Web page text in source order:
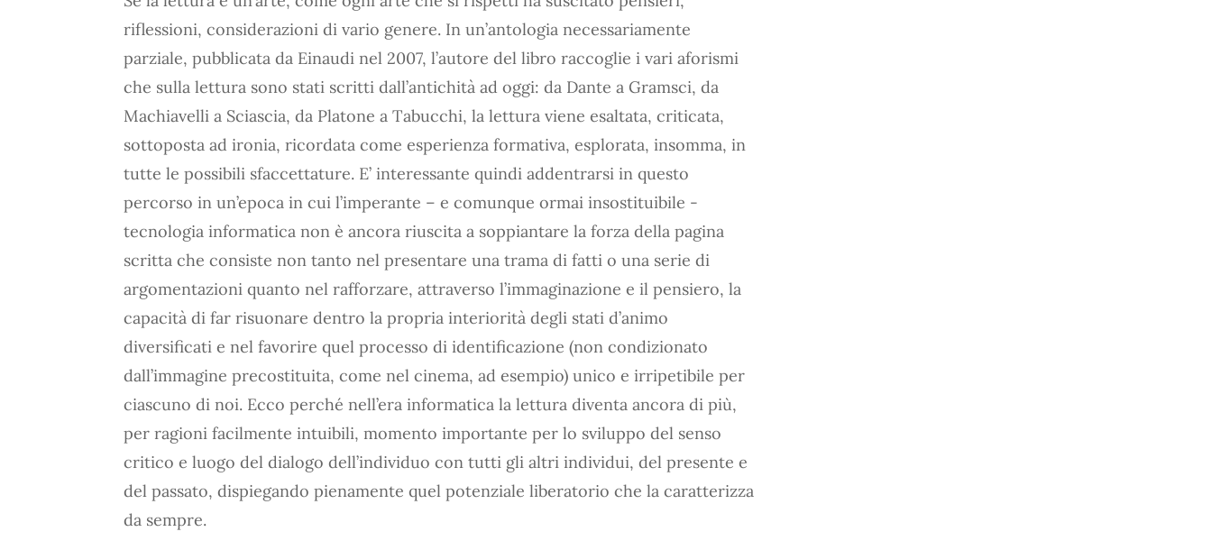
riflessioni, considerazioni di vario genere. In un’antologia necessariamente
parziale, pubblicata da Einaudi nel 2007, l’autore del libro raccoglie i vari aforismi
che sulla lettura sono stati scritti dall’antichità ad oggi: da Dante a Gramsci, da
Machiavelli a Sciascia, da Platone a Tabucchi, la lettura viene esaltata, criticata,
sottoposta ad ironia, ricordata come esperienza formativa, esplorata, insomma, in
tutte le possibili sfaccettature. E’ interessante quindi addentrarsi in questo
percorso in un’epoca in cui l’imperante – e comunque ormai insostituibile -
tecnologia informatica non è ancora riuscita a soppiantare la forza della pagina
scritta che consiste non tanto nel presentare una trama di fatti o una serie di
argomentazioni quanto nel rafforzare, attraverso l’immaginazione e il pensiero, la
capacità di far risuonare dentro la propria interiorità degli stati d’animo
diversificati e nel favorire quel processo di identificazione (non condizionato
dall’immagine precostituita, come nel cinema, ad esempio) unico e irripetibile per
ciascuno di noi. Ecco perché nell’era informatica la lettura diventa ancora di più,
per ragioni facilmente intuibili, momento importante per lo sviluppo del senso
critico e luogo del dialogo dell’individuo con tutti gli altri individui, del presente e
del passato, dispiegando pienamente quel potenziale liberatorio che la caratterizza
da sempre.